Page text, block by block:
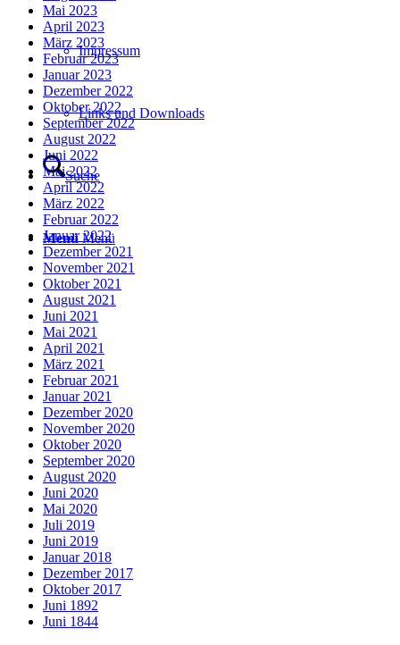
Impressum
Links und Downloads
Suche
Menü Menü
Mai 2023
April 2023
März 2023
Februar 2023
Januar 2023
Dezember 2022
Oktober 2022
September 2022
August 2022
Juni 2022
Mai 2022
April 2022
März 2022
Februar 2022
Januar 2022
Dezember 2021
November 2021
Oktober 2021
August 2021
Juni 2021
Mai 2021
April 2021
März 2021
Februar 2021
Januar 2021
Dezember 2020
November 2020
Oktober 2020
September 2020
August 2020
Juni 2020
Mai 2020
Juli 2019
Juni 2019
Januar 2018
Dezember 2017
Oktober 2017
Juni 1892
Juni 1844